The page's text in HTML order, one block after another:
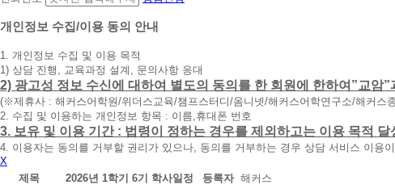
청
휴
대
폰
번
호
를
입
력
개인정보 수집/이용 동의 안내
1. 개인정보 수집 및 이용 목적
1) 상담 진행, 교육과정 설계, 문의사항 응대
2) 광고성 정보 수신에 대하여 별도의 동의를 한 회원에 한하여”교
(※제휴사 : 해커스어학원/위더스교육/챔프스터디/옴니넷/해커스어학연구소/해커스
2. 수집 및 이용하는 개인정보 항목 : 이름,휴대폰 번호
3. 보유 및 이용 기간 : 법령이 정하는 경우를 제외하고는 이용 목적
4. 이용자는 동의를 거부할 권리가 있으나, 동의를 거부하는 경우 상담 서비스 이용
X
제목
2026년 1학기 6기 학사일정 등록자 해커스